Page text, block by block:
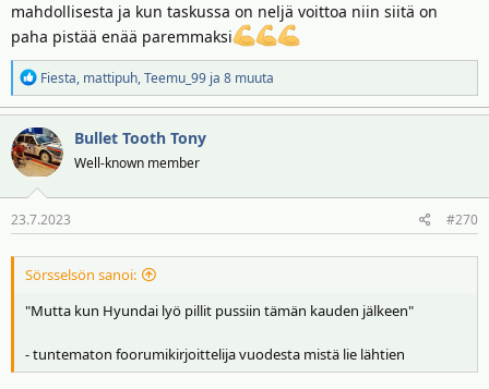
mahdollisesta ja kun taskussa on neljä voittoa niin siitä on
paha pistää enää paremmaksi
R
e
a
k
t
i
o
t
Fiesta, mattipuh,Teemu_99 ja 8 muuta
Bullet Tooth Tony
Well-known member
23.7.2023 #270
Sörsselsön sanoi:
"Mutta kun Hyundai lyö pillit pussiin tämän kauden jälkeen"
- tuntematon foorumikirjoittelija vuodesta mistä lie lähtien